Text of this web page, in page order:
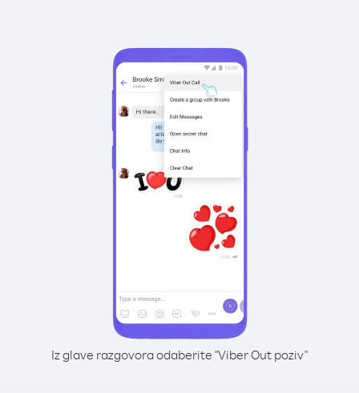
Iz glave razgovora odaberite "Viber Out poziv"